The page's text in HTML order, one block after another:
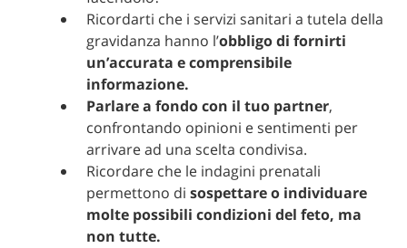
Ricordarti che i servizi sanitari a tutela della
gravidanza hanno l’obbligo di fornirti
un’accurata e comprensibile
informazione.
Parlare a fondo con il tuo partner,
confrontando opinioni e sentimenti per
arrivare ad una scelta condivisa.
Ricordare che le indagini prenatali
permettono di sospettare o individuare
molte possibili condizioni del feto, ma
non tutte.